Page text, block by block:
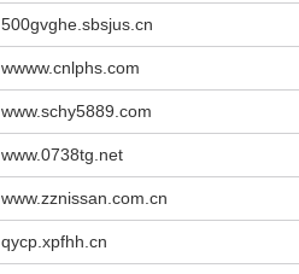
500gvghe.sbsjus.cn
wwww.cnlphs.com
www.schy5889.com
www.0738tg.net
www.zznissan.com.cn
qycp.xpfhh.cn